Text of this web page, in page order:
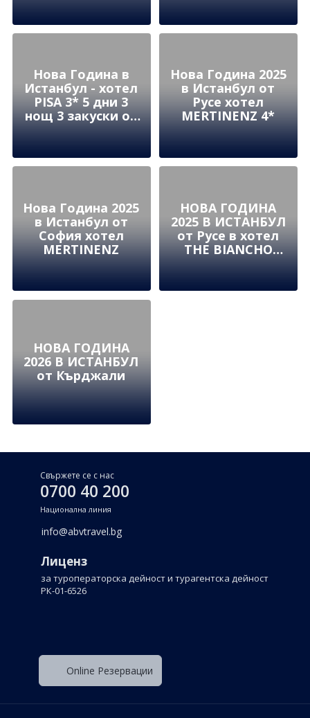
MARINA TUZLA 5*
Нова Година в
Истанбул - хотел
PISA 3* 5 дни 3
нощ 3 закуски от
София и Пловдив
Нова Година 2025
в Истанбул от
Русе хотел
MERTINENZ 4*
Нова Година 2025
в Истанбул от
София хотел
MERTINENZ
НОВА ГОДИНА
2025 В ИСТАНБУЛ
от Русе в хотел
THE BIANCHO
hotel PERA 4* в
Таксим
НОВА ГОДИНА
2026 В ИСТАНБУЛ
от Кърджали
Свържете се с нас
0700 40 200
Национална линия
info@abvtravel.bg
Лиценз
за туроператорска дейност и турагентска дейност
РК-01-6526
Оnline Резервации